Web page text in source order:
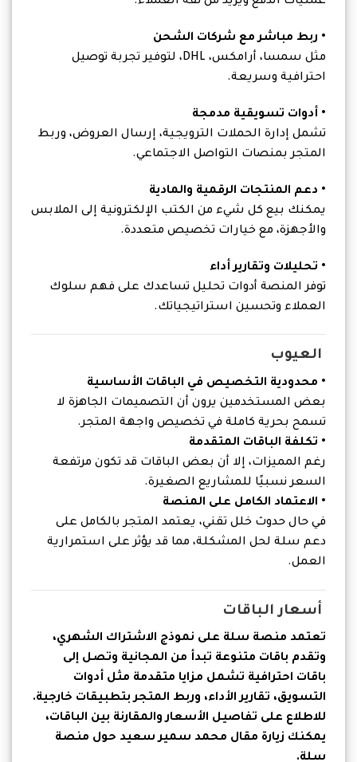
• ربط مباشر مع شركات الشحن
مثل سمسا، أرامكس، DHL، لتوفير تجربة توصيل
احترافية وسريعة.
• أدوات تسويقية مدمجة
تشمل إدارة الحملات الترويجية، إرسال العروض، وربط
المتجر بمنصات التواصل الاجتماعي.
• دعم المنتجات الرقمية والمادية
يمكنك بيع كل شيء من الكتب الإلكترونية إلى الملابس
والأجهزة، مع خيارات تخصيص متعددة.
• تحليلات وتقارير أداء
توفر المنصة أدوات تحليل تساعدك على فهم سلوك
العملاء وتحسين استراتيجياتك.
العيوب
• محدودية التخصيص في الباقات الأساسية
بعض المستخدمين يرون أن التصميمات الجاهزة لا
تسمح بحرية كاملة في تخصيص واجهة المتجر.
• تكلفة الباقات المتقدمة
رغم المميزات، إلا أن بعض الباقات قد تكون مرتفعة
السعر نسبيًا للمشاريع الصغيرة.
• الاعتماد الكامل على المنصة
في حال حدوث خلل تقني، يعتمد المتجر بالكامل على
دعم سلة لحل المشكلة، مما قد يؤثر على استمرارية
العمل.
أسعار الباقات
تعتمد منصة سلة على نموذج الاشتراك الشهري،
وتقدم باقات متنوعة تبدأ من المجانية وتصل إلى
باقات احترافية تشمل مزايا متقدمة مثل أدوات
التسويق، تقارير الأداء، وربط المتجر بتطبيقات خارجية.
للاطلاع على تفاصيل الأسعار والمقارنة بين الباقات،
يمكنك زيارة مقال محمد سمير سعيد حول منصة
سلة.